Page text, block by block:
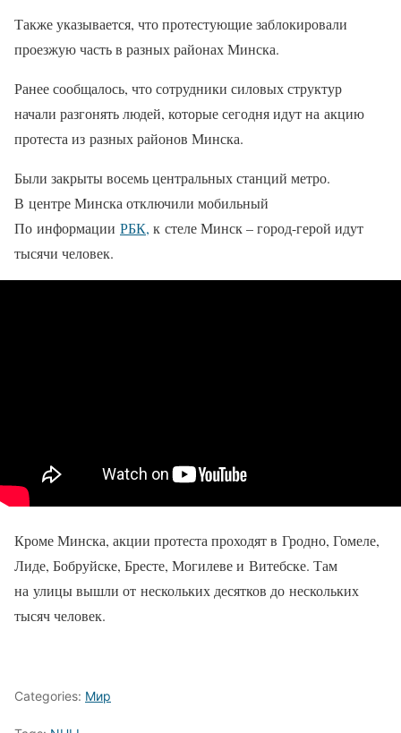
Также указывается, что протестующие заблокировали
проезжую часть в разных районах Минска.
Ранее сообщалось, что сотрудники силовых структур
начали разгонять людей, которые сегодня идут на акцию
протеста из разных районов Минска.
Были закрыты восемь центральных станций метро.
В центре Минска отключили мобильный
По информации РБК, к стеле Минск – город-герой идут
тысячи человек.
Кроме Минска, акции протеста проходят в Гродно, Гомеле,
Лиде, Бобруйске, Бресте, Могилеве и Витебске. Там
на улицы вышли от нескольких десятков до нескольких
тысяч человек.
Categories: Мир